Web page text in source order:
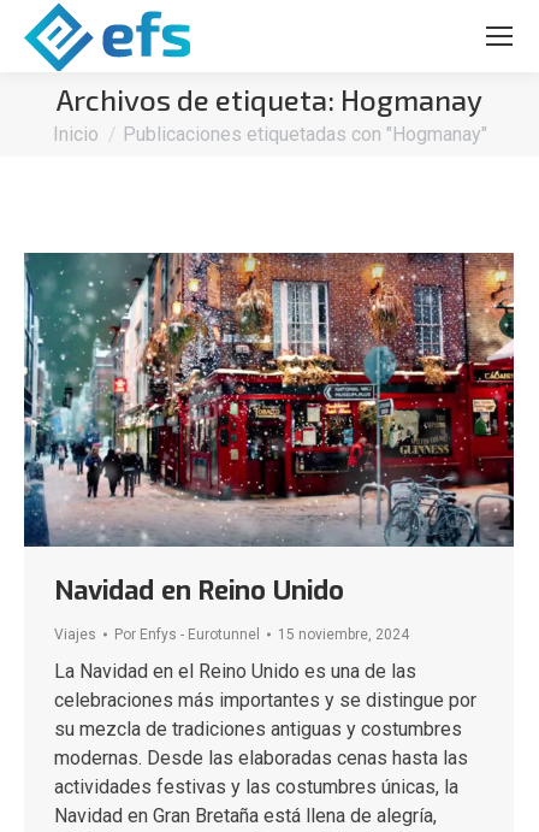
Archivos de etiqueta: Hogmanay
Estás aquí:
Inicio Publicaciones etiquetadas con "Hogmanay"
Navidad en Reino Unido
Viajes Por Enfys - Eurotunnel 15 noviembre, 2024
La Navidad en el Reino Unido es una de las
celebraciones más importantes y se distingue por
su mezcla de tradiciones antiguas y costumbres
modernas. Desde las elaboradas cenas hasta las
actividades festivas y las costumbres únicas, la
Navidad en Gran Bretaña está llena de alegría,